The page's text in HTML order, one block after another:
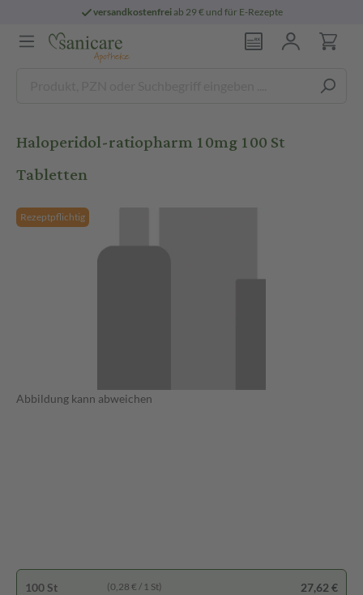
versandkostenfreiab 29 € und für E-Rezepte
Haloperidol-ratiopharm 10mg 100 St
Tabletten
Rezeptpflichtig
Abbildung kann abweichen
100 St (0,28 € / 1 St) 27,62 €